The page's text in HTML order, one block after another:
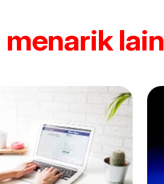
menarik